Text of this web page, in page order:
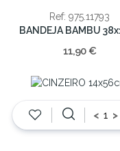
Ref: 975.11793
11,90 €
< >